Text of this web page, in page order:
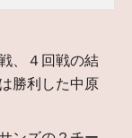
、４回戦の結
勝利した中原